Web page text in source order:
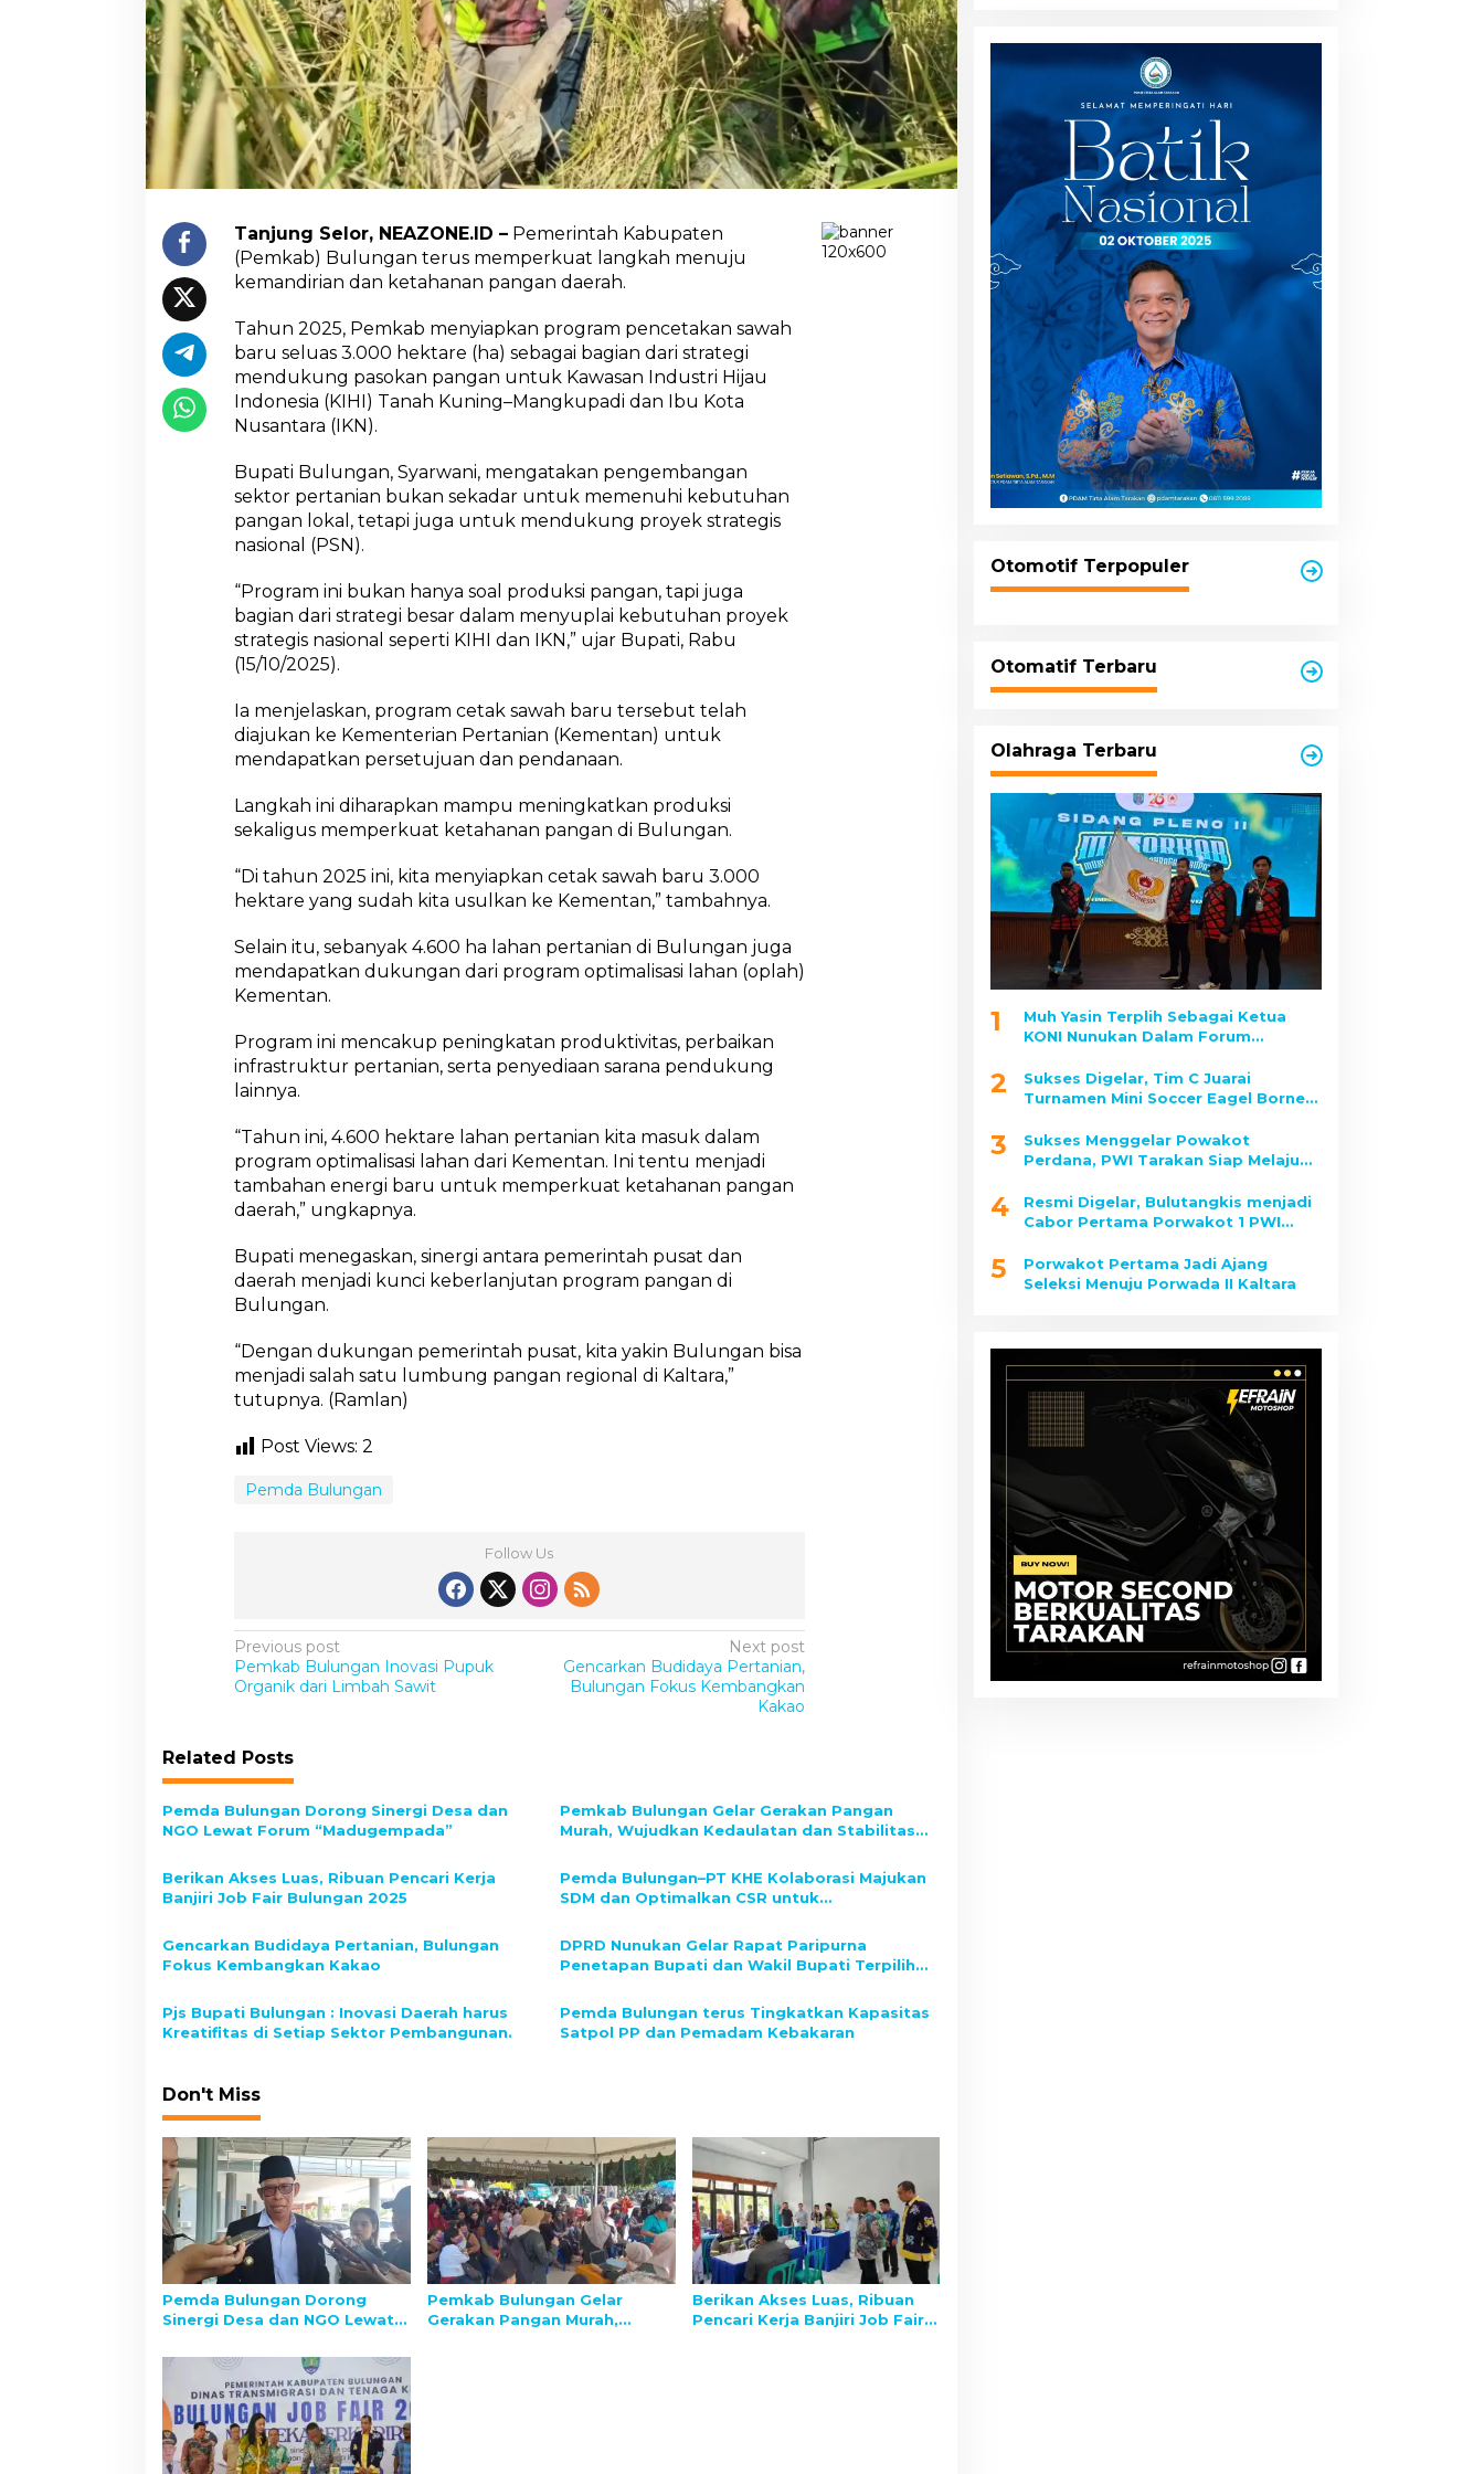
a
n
R
g
i
o
n
a
l
3
0
0
H
a
a
w
B
a
r
u
a
d
t
a
k
Tanjung Selor, NEAZONE.ID –Pemerintah Kabupaten
(Pemkab) Bulungan terus memperkuat langkah menuju
kemandirian dan ketahanan pangan daerah.
Tahun 2025, Pemkab menyiapkan program pencetakan sawah
baru seluas 3.000 hektare (ha) sebagai bagian dari strategi
mendukung pasokan pangan untuk Kawasan Industri Hijau
Indonesia (KIHI) Tanah Kuning–Mangkupadi dan Ibu Kota
Nusantara (IKN).
Bupati Bulungan, Syarwani, mengatakan pengembangan
sektor pertanian bukan sekadar untuk memenuhi kebutuhan
pangan lokal, tetapi juga untuk mendukung proyek strategis
nasional (PSN).
“Program ini bukan hanya soal produksi pangan, tapi juga
bagian dari strategi besar dalam menyuplai kebutuhan proyek
strategis nasional seperti KIHI dan IKN,” ujar Bupati, Rabu
(15/10/2025).
Ia menjelaskan, program cetak sawah baru tersebut telah
diajukan ke Kementerian Pertanian (Kementan) untuk
mendapatkan persetujuan dan pendanaan.
Langkah ini diharapkan mampu meningkatkan produksi
sekaligus memperkuat ketahanan pangan di Bulungan.
“Di tahun 2025 ini, kita menyiapkan cetak sawah baru 3.000
hektare yang sudah kita usulkan ke Kementan,” tambahnya.
Selain itu, sebanyak 4.600 ha lahan pertanian di Bulungan juga
mendapatkan dukungan dari program optimalisasi lahan (oplah)
Kementan.
Program ini mencakup peningkatan produktivitas, perbaikan
infrastruktur pertanian, serta penyediaan sarana pendukung
lainnya.
“Tahun ini, 4.600 hektare lahan pertanian kita masuk dalam
program optimalisasi lahan dari Kementan. Ini tentu menjadi
tambahan energi baru untuk memperkuat ketahanan pangan
daerah,” ungkapnya.
Bupati menegaskan, sinergi antara pemerintah pusat dan
daerah menjadi kunci keberlanjutan program pangan di
Bulungan.
“Dengan dukungan pemerintah pusat, kita yakin Bulungan bisa
menjadi salah satu lumbung pangan regional di Kaltara,”
tutupnya. (Ramlan)
Post Views: 2
Pemda Bulungan
Follow Us
P
o
t
n
a
v
i
g
t
o
Previous post
Pemkab Bulungan Inovasi Pupuk
Organik dari Limbah Sawit
Next post
Gencarkan Budidaya Pertanian,
Bulungan Fokus Kembangkan
Kakao
Related Posts
Pemda Bulungan Dorong Sinergi Desa dan
NGO Lewat Forum “Madugempada”
Pemkab Bulungan Gelar Gerakan Pangan
Murah, Wujudkan Kedaulatan dan Stabilitas
Berikan Akses Luas, Ribuan Pencari Kerja
Banjiri Job Fair Bulungan 2025
Pemda Bulungan–PT KHE Kolaborasi Majukan
SDM dan Optimalkan CSR untuk
Gencarkan Budidaya Pertanian, Bulungan
Fokus Kembangkan Kakao
DPRD Nunukan Gelar Rapat Paripurna
Penetapan Bupati dan Wakil Bupati Terpilih
Pjs Bupati Bulungan : Inovasi Daerah harus
Kreatifitas di Setiap Sektor Pembangunan.
Pemda Bulungan terus Tingkatkan Kapasitas
Satpol PP dan Pemadam Kebakaran
Don't Miss
Pemda Bulungan Dorong
Sinergi Desa dan NGO Lewat
Pemkab Bulungan Gelar
Gerakan Pangan Murah,
Berikan Akses Luas, Ribuan
Pencari Kerja Banjiri Job Fair
Otomotif Terpopuler
Otomatif Terbaru
Olahraga Terbaru
1
Muh Yasin Terplih Sebagai Ketua
KONI Nunukan Dalam Forum
2
Sukses Digelar, Tim C Juarai
Turnamen Mini Soccer Eagel Borneo
3
Sukses Menggelar Powakot
Perdana, PWI Tarakan Siap Melaju
4
Resmi Digelar, Bulutangkis menjadi
Cabor Pertama Porwakot 1 PWI
5
Porwakot Pertama Jadi Ajang
Seleksi Menuju Porwada II Kaltara